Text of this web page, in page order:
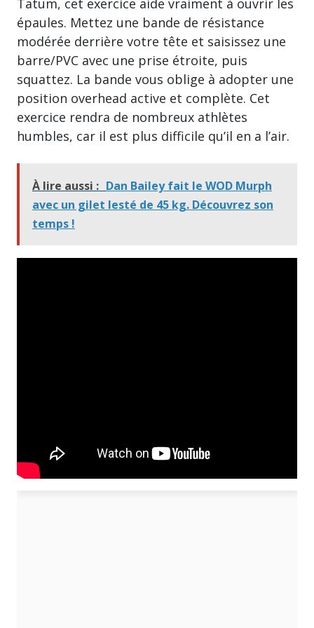
épaules. Mettez une bande de résistance
modérée derrière votre tête et saisissez une
barre/PVC avec une prise étroite, puis
squattez. La bande vous oblige à adopter une
position overhead active et complète. Cet
exercice rendra de nombreux athlètes
humbles, car il est plus difficile qu’il en a l’air.
À lire aussi : Dan Bailey fait le WOD Murph
avec un gilet lesté de 45 kg. Découvrez son
temps !